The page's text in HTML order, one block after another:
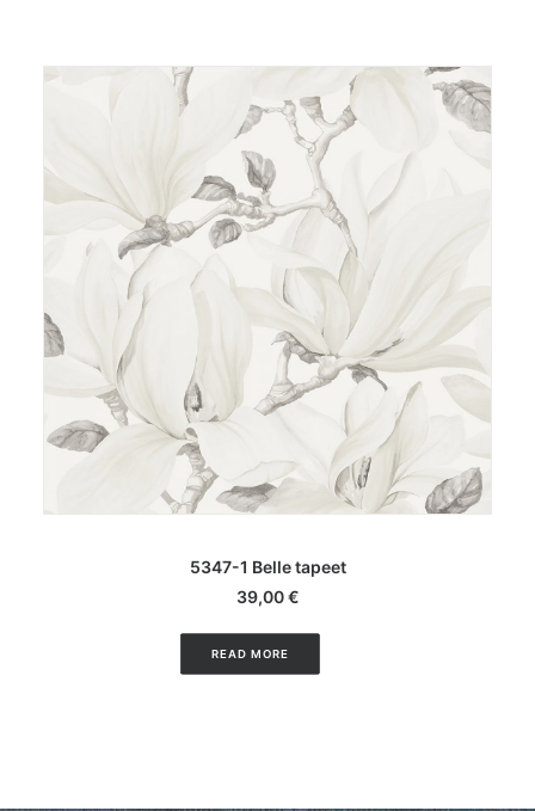
5347-1 Belle tapeet
39,00€
READ MORE